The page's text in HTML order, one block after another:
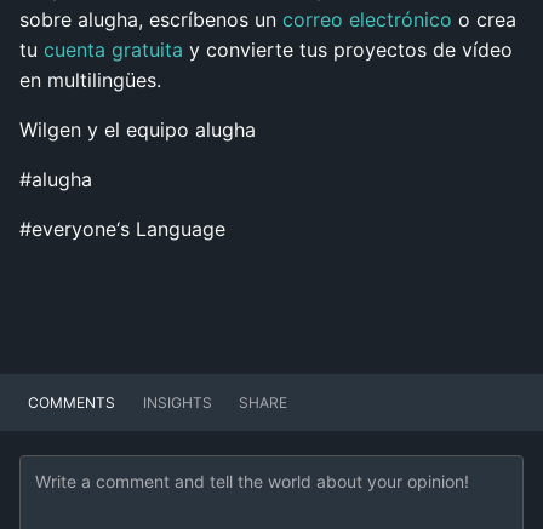
sobre alugha, escríbenos un correo electrónico o crea
tu cuenta gratuita y convierte tus proyectos de vídeo
en multilingües.
Wilgen y el equipo alugha
#alugha
#everyone‘s Language
COMMENTS INSIGHTS SHARE